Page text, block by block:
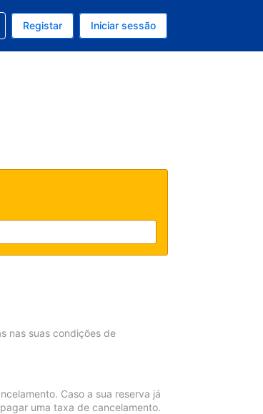
dos EUA
é Português
Registar Iniciar sessão
nas suas condições de
Caso a sua reserva já
uma taxa de cancelamento.